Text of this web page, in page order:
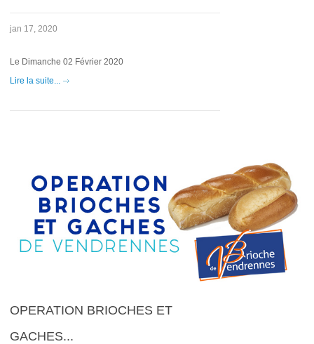
jan 17, 2020
Le Dimanche 02 Février 2020
Lire la suite...
OPERATION BRIOCHES ET
GACHES...